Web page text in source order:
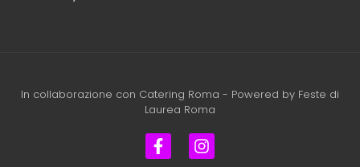
In collaborazione con Catering Roma - Powered by Feste di
Laurea Roma